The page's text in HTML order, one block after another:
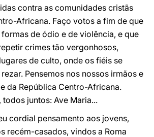
contra as comunidades cristãs
Africana. Faço votos a fim de que
de ódio e de violência, e que
crimes tão vergonhosos,
de culto, onde os fiéis se
Pensemos nos nossos irmãos e
da República Centro-Africana.
todos juntos: Ave Maria...
cordial pensamento aos jovens,
recém-casados, vindos a Roma